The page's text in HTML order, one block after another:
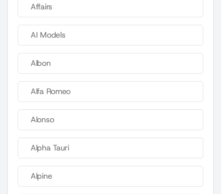
Affairs
AI Models
Albon
Alfa Romeo
Alonso
Alpha Tauri
Alpine